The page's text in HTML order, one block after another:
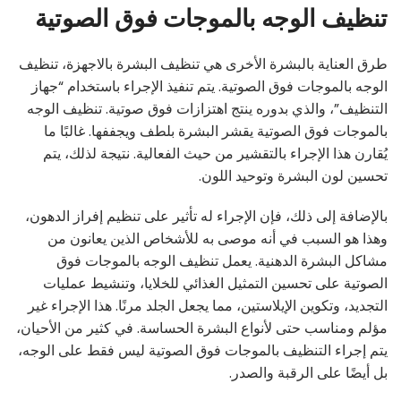
تنظيف الوجه بالموجات فوق الصوتية
طرق العناية بالبشرة الأخرى هي تنظيف البشرة بالاجهزة، تنظيف
الوجه بالموجات فوق الصوتية. يتم تنفيذ الإجراء باستخدام “جهاز
التنظيف”، والذي بدوره ينتج اهتزازات فوق صوتية. تنظيف الوجه
بالموجات فوق الصوتية يقشر البشرة بلطف ويجففها. غالبًا ما
يُقارن هذا الإجراء بالتقشير من حيث الفعالية. نتيجة لذلك، يتم
تحسين لون البشرة وتوحيد اللون.
بالإضافة إلى ذلك، فإن الإجراء له تأثير على تنظيم إفراز الدهون،
وهذا هو السبب في أنه موصى به للأشخاص الذين يعانون من
مشاكل البشرة الدهنية. يعمل تنظيف الوجه بالموجات فوق
الصوتية على تحسين التمثيل الغذائي للخلايا، وتنشيط عمليات
التجديد، وتكوين الإيلاستين، مما يجعل الجلد مرنًا. هذا الإجراء غير
مؤلم ومناسب حتى لأنواع البشرة الحساسة. في كثير من الأحيان،
يتم إجراء التنظيف بالموجات فوق الصوتية ليس فقط على الوجه،
بل أيضًا على الرقبة والصدر.